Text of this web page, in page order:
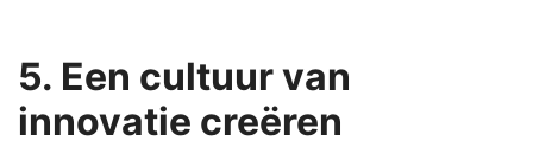
5. Een cultuur van
innovatie creëren